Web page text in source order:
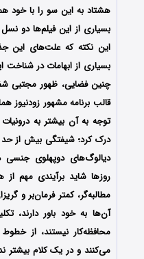
هشتاد به این سو را با خود
این نکته که علت‌های این
بسیاری از ابهامات در شناخت
چنین فضایی، ظهور مجتبی
قالب برنامه مشهور زودنیوز
توجه به آن بیشتر به
درک کرد؛ شیفتگی بیش از
دیالوگ‌های دوپهلوی
روزها شاید برآیندی مهم
مطالبه‌گر، کمتر فرمان‌بر و
آن‌ها به خود باور دارند،
محافظه‌کار نیستند، از
می‌کنند و در یک کلام بیشتر